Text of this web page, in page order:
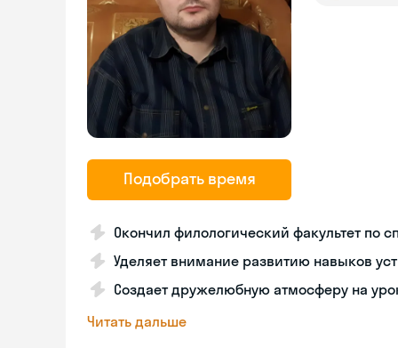
Подобрать время
Окончил филологический факультет по
Уделяет внимание развитию навыков
Создает дружелюбную атмосферу на
Читать дальше